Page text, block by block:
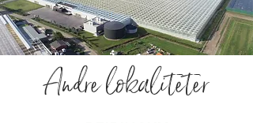
Andre lokaliteter